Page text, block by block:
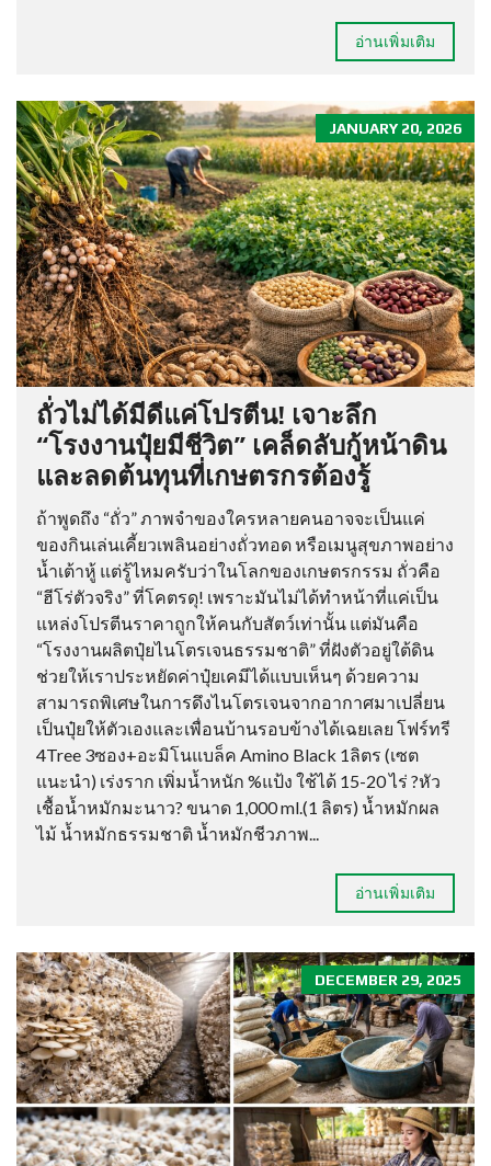
อ่านเพิ่มเติม
JANUARY 20, 2026
ถั่วไม่ได้มีดีแค่โปรตีน! เจาะลึก
“โรงงานปุ๋ยมีชีวิต” เคล็ดลับกู้หน้าดิน
และลดต้นทุนที่เกษตรกรต้องรู้
ถ้าพูดถึง “ถั่ว” ภาพจำของใครหลายคนอาจจะเป็นแค่
ของกินเล่นเคี้ยวเพลินอย่างถั่วทอด หรือเมนูสุขภาพอย่าง
น้ำเต้าหู้ แต่รู้ไหมครับว่าในโลกของเกษตรกรรม ถั่วคือ
“ฮีโร่ตัวจริง” ที่โคตรดุ! เพราะมันไม่ได้ทำหน้าที่แค่เป็น
แหล่งโปรตีนราคาถูกให้คนกับสัตว์เท่านั้น แต่มันคือ
“โรงงานผลิตปุ๋ยไนโตรเจนธรรมชาติ” ที่ฝังตัวอยู่ใต้ดิน
ช่วยให้เราประหยัดค่าปุ๋ยเคมีได้แบบเห็นๆ ด้วยความ
สามารถพิเศษในการดึงไนโตรเจนจากอากาศมาเปลี่ยน
เป็นปุ๋ยให้ตัวเองและเพื่อนบ้านรอบข้างได้เฉยเลย โฟร์ทรี
4Tree 3ซอง+อะมิโนแบล็ค Amino Black 1ลิตร (เซต
แนะนำ) เร่งราก เพิ่มน้ำหนัก %แป้ง ใช้ได้ 15-20 ไร่ ?หัว
เชื้อน้ำหมักมะนาว? ขนาด 1,000 ml.(1 ลิตร) น้ำหมักผล
ไม้ น้ำหมักธรรมชาติ น้ำหมักชีวภาพ...
อ่านเพิ่มเติม
DECEMBER 29, 2025